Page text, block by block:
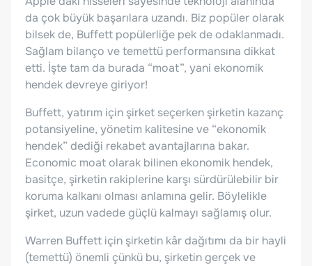
da çok büyük başarılara uzandı. Biz popüler olarak
bilsek de, Buffett popülerliğe pek de odaklanmadı.
Sağlam bilanço ve temettü performansına dikkat
etti. İşte tam da burada “moat”, yani ekonomik
hendek devreye giriyor!
Buffett, yatırım için şirket seçerken şirketin kazanç
potansiyeline, yönetim kalitesine ve “ekonomik
hendek” dediği rekabet avantajlarına bakar.
Economic moat olarak bilinen ekonomik hendek,
basitçe, şirketin rakiplerine karşı sürdürülebilir bir
koruma kalkanı olması anlamına gelir. Böylelikle
şirket, uzun vadede güçlü kalmayı sağlamış olur.
Warren Buffett için şirketin kâr dağıtımı da bir hayli
(temettü) önemli çünkü bu, şirketin gerçek ve